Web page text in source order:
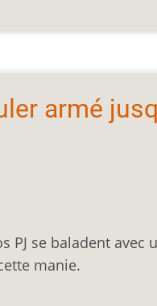
armé
PJ se baladent
manie.